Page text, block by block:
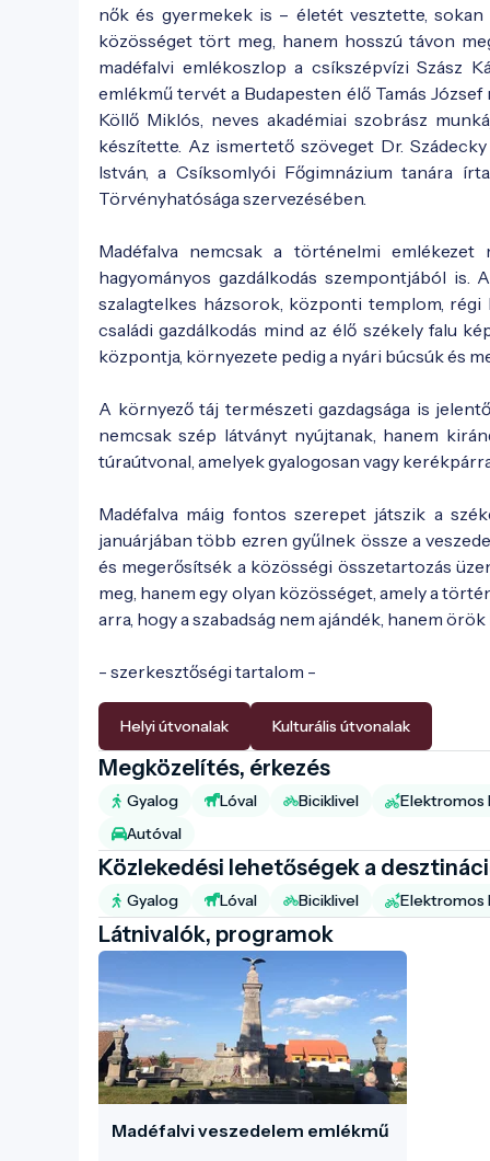
nők és gyermekek is – életét vesztette,
közösséget tört meg, hanem hosszú távon
madéfalvi emlékoszlop a csíkszépvízi Szász
emlékmű tervét a Budapesten élő Tamás
Köllő Miklós, neves akadémiai szobrász
készítette. Az ismertető szöveget Dr.
István, a Csíksomlyói Főgimnázium tanára
Törvényhatósága szervezésében.
Madéfalva nemcsak a történelmi
hagyományos gazdálkodás szempontjából is.
szalagtelkes házsorok, központi templom,
családi gazdálkodás mind az élő székely falu
központja, környezete pedig a nyári búcsúk és
A környező táj természeti gazdagsága is
nemcsak szép látványt nyújtanak, hanem
túraútvonal, amelyek gyalogosan vagy
Madéfalva máig fontos szerepet játszik a
januárjában több ezren gyűlnek össze a
és megerősítsék a közösségi összetartozás
meg, hanem egy olyan közösséget, amely a
arra, hogy a szabadság nem ajándék, hanem örök
- szerkesztőségi tartalom -
Helyi útvonalak Kulturális útvonalak
Megközelítés, érkezés
Gyalog Lóval Biciklivel Elektromos
Autóval
Közlekedési lehetőségek a
Gyalog Lóval Biciklivel Elektromos
Látnivalók, programok
Madéfalvi veszedelem emlékmű